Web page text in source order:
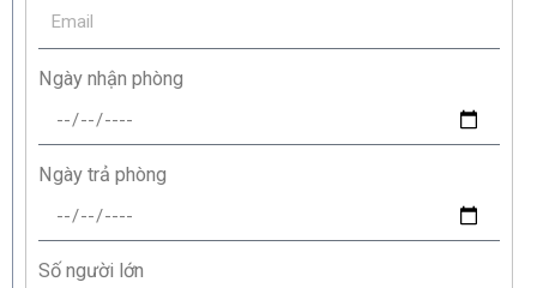
Ngày nhận phòng
Ngày trả phòng
Số người lớn